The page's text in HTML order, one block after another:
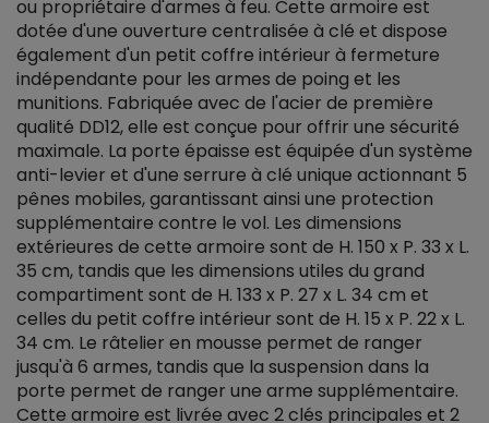
ou propriétaire d'armes à feu. Cette armoire est
dotée d'une ouverture centralisée à clé et dispose
également d'un petit coffre intérieur à fermeture
indépendante pour les armes de poing et les
munitions. Fabriquée avec de l'acier de première
qualité DD12, elle est conçue pour offrir une sécurité
maximale. La porte épaisse est équipée d'un système
anti-levier et d'une serrure à clé unique actionnant 5
pênes mobiles, garantissant ainsi une protection
supplémentaire contre le vol. Les dimensions
extérieures de cette armoire sont de H. 150 x P. 33 x L.
35 cm, tandis que les dimensions utiles du grand
compartiment sont de H. 133 x P. 27 x L. 34 cm et
celles du petit coffre intérieur sont de H. 15 x P. 22 x L.
34 cm. Le râtelier en mousse permet de ranger
jusqu'à 6 armes, tandis que la suspension dans la
porte permet de ranger une arme supplémentaire.
Cette armoire est livrée avec 2 clés principales et 2